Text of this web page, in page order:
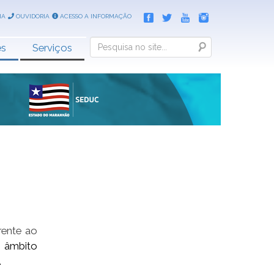
OUVIDORIA ACESSO A INFORMAÇÃO
Serviços Search
ao
âmbito